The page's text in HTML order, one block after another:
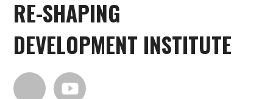
RE-SHAPING
DEVELOPMENT INSTITUTE